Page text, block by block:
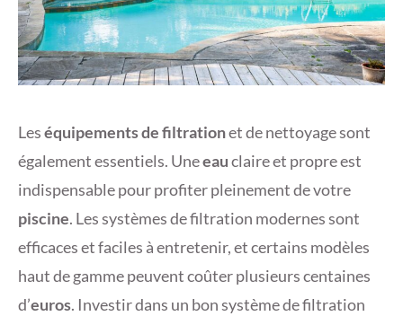
Leséquipements de filtrationet de nettoyage sont
également essentiels. Uneeauclaire et propre est
indispensable pour profiter pleinement de votre
piscine. Les systèmes de filtration modernes sont
efficaces et faciles à entretenir, et certains modèles
haut de gamme peuvent coûter plusieurs centaines
d’euros. Investir dans un bon système de filtration